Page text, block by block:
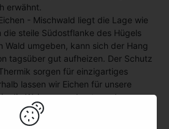
erwähnt.
- Mischwald liegt die Lage wie
die steile Südostflanke des Hügels
Wald umgeben, kann sich der Hang
tagsüber gut aufheizen. Der Schutz
sorgen für einzigartiges
lassen wir Eichen für unsere
die Weine ausgebaut werden.